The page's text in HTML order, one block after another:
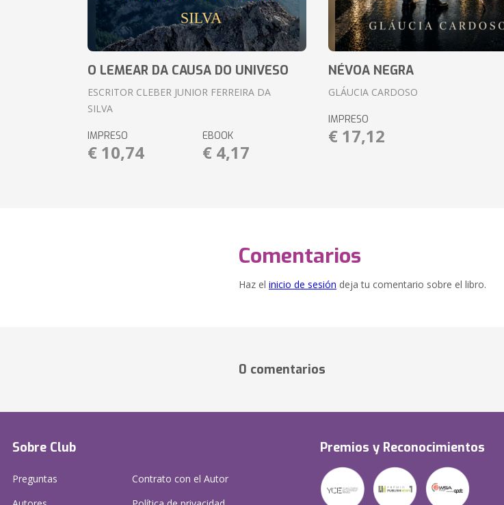
O LEMEAR DA CAUSA DO UNIVESO
ESCRITOR CLEBER JUNIOR FERREIRA DA
SILVA
IMPRESO
€ 10,74
EBOOK
€ 4,17
NÉVOA NEGRA
GLÁUCIA CARDOSO
IMPRESO
€ 17,12
Comentarios
Haz el inicio de sesión deja tu comentario sobre el libro.
0 comentarios
Sobre Club
Preguntas
Contrato con el Autor
Premios y Reconocimientos